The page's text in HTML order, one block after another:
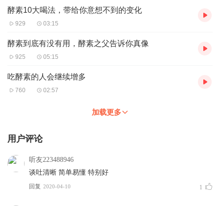
酵素10大喝法，带给你意想不到的变化
929 03:15
酵素到底有没有用，酵素之父告诉你真像
925 05:15
吃酵素的人会继续增多
760 02:57
加载更多
用户评论
听友223488946
谈吐清晰 简单易懂 特别好
回复 2020-04-10 1